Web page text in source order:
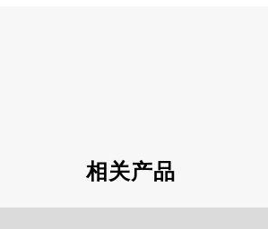
相关产品